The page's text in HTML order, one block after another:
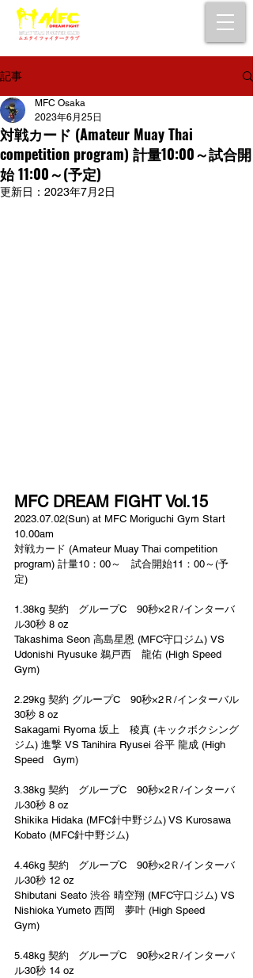
記事
対戦カード (Amateur Muay Thai
competition program) 計量10:00～試合開
始 11:00～(予定)
MFC Osaka
2023年6月25日
更新日： 2023年7月2日
MFC DREAM FIGHT Vol.15
2023.07.02(Sun) at MFC Moriguchi Gym Start
10.00am
対戦カード (Amateur Muay Thai competition
program) 計量10：00～　試合開始11：00～(予
定)
1.38kg 契約   グループC　90秒×2Ｒ/インターバ
ル30秒 8 oz
Takashima Seon 高島星恩 (MFC守口ジム) VS
Udonishi Ryusuke 鵜戸西　龍佑 (High Speed
Gym)
2.29kg 契約 グループC　90秒×2Ｒ/インターバル
30秒 8 oz
Sakagami Ryoma 坂上　稜真 (キックボクシング
ジム) 進撃 VS Tanihira Ryusei 谷平 龍成 (High
Speed   Gym)
3.38kg 契約   グループC　90秒×2Ｒ/インターバ
ル30秒 8 oz
Shikika Hidaka (MFC針中野ジム) VS Kurosawa
Kobato (MFC針中野ジム)
4.46kg 契約   グループC　90秒×2Ｒ/インターバ
ル30秒 12 oz
Shibutani Seato 渋谷 晴空翔 (MFC守口ジム) VS
Nishioka Yumeto 西岡　夢叶 (High Speed
Gym)
5.48kg 契約   グループC　90秒×2Ｒ/インターバ
ル30秒 14 oz